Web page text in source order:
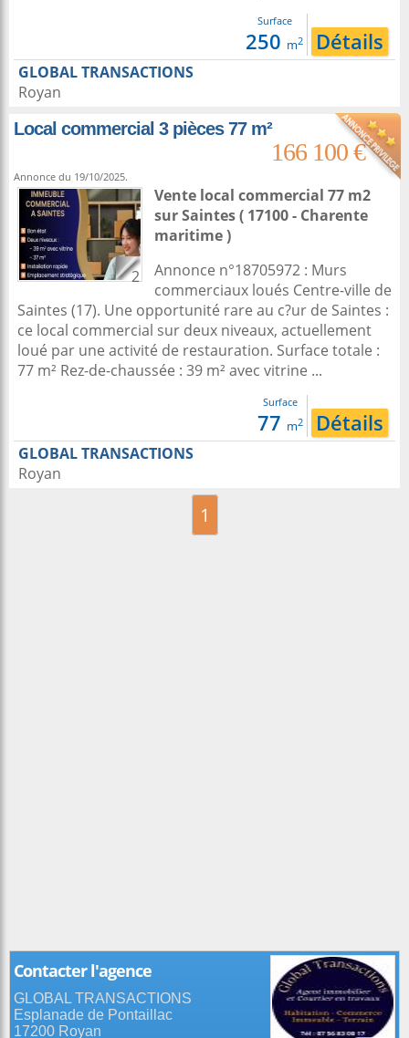
Surface
250 m2 Détails
GLOBAL TRANSACTIONS
Royan
Local commercial 3 pièces 77 m²
166 100 €
Annonce du 19/10/2025.
2
Vente local commercial 77 m2
surSaintes( 17100 - Charente
maritime )
Annonce n°18705972 : Murs
commerciaux loués Centre-ville de
Saintes (17). Une opportunité rare au c?ur de Saintes :
ce local commercial sur deux niveaux, actuellement
loué par une activité de restauration. Surface totale :
77 m² Rez-de-chaussée : 39 m² avec vitrine ...
Surface
77 m2 Détails
GLOBAL TRANSACTIONS
Royan
1
Contacter l'agence
GLOBAL TRANSACTIONS
Esplanade de Pontaillac
17200 Royan